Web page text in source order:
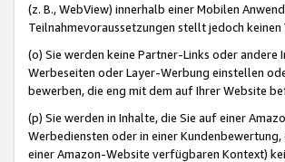
(z. B., WebView) innerhalb einer Mobilen
Teilnahmevoraussetzungen stellt jedoch
(o) Sie werden keine Partner-Links oder
Werbeseiten oder Layer-Werbung einstellen
bewerben, die eng mit dem auf Ihrer Website
(p) Sie werden in Inhalte, die Sie auf einer
Werbediensten oder in einer
einer Amazon-Website verfügbaren Kontext)